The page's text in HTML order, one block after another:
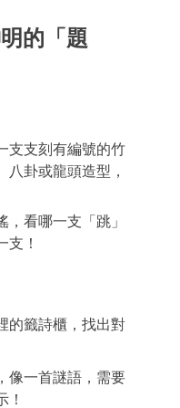
的「題
支支刻有編號的竹
八卦或龍頭造型，
，看哪一支「跳」
支！
的籤詩櫃 ，找出對
，像一首謎語，需要
！